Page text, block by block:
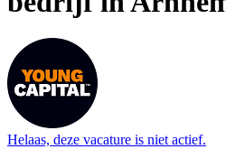
Helaas, deze vacature is niet actief.